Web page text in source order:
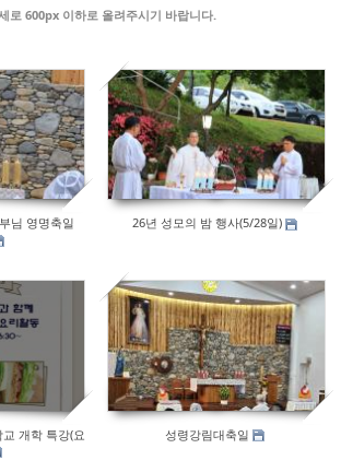
로 600px 이하로 올려주시기 바랍니다.
님 영명축일
76
26년 성모의 밤 행사(5/28일)
개학 특강(요
349
성령강림대축일